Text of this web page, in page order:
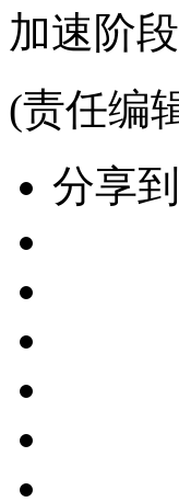
加速阶
(责任编
分享到